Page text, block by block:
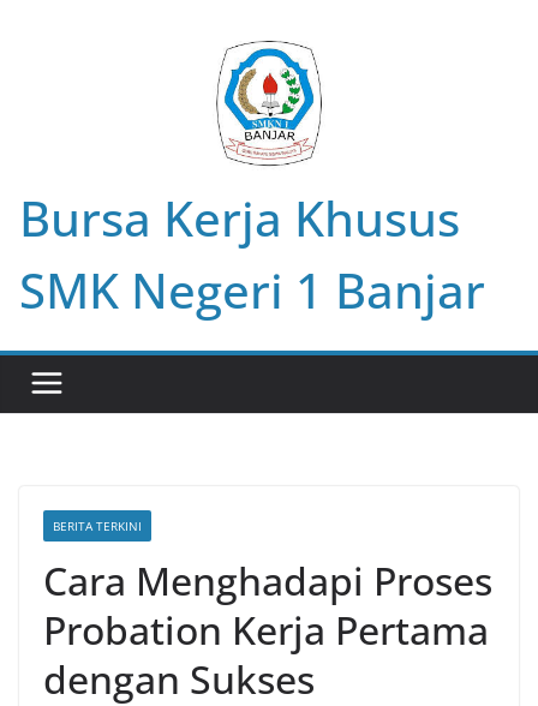
Bursa Kerja Khusus
SMK Negeri 1 Banjar
BERITA TERKINI
Cara Menghadapi Proses
Probation Kerja Pertama
dengan Sukses